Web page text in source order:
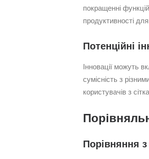
покращенні
продуктивності
Потенційні
Інновації можуть
сумісність з
користувачів з
Порівняння